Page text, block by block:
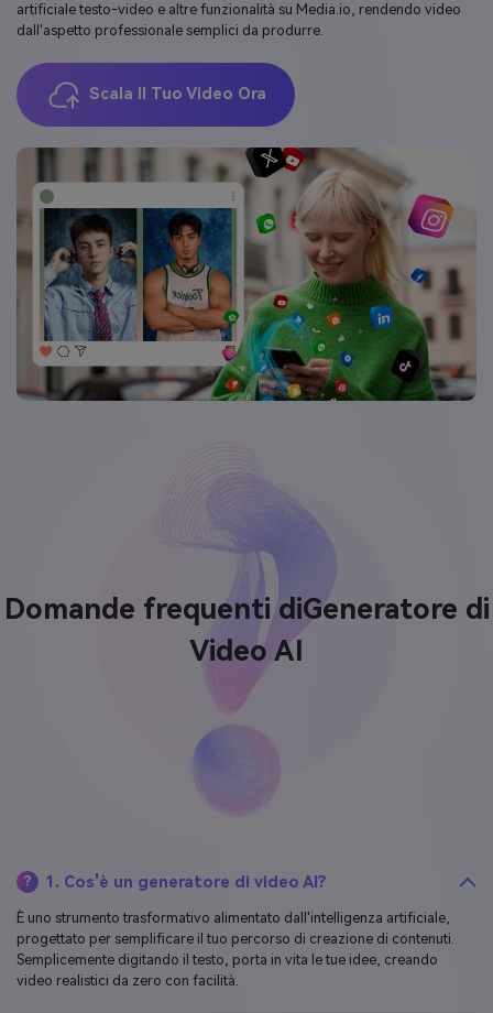
artificiale testo-video e altre funzionalità su Media.io, rendendo video
dall'aspetto professionale semplici da produrre.
Scala Il Tuo Video Ora
Domande frequenti diGeneratore di
Video AI
? 1. Cos'è un generatore di video AI?
È uno strumento trasformativo alimentato dall'intelligenza artificiale,
progettato per semplificare il tuo percorso di creazione di contenuti.
Semplicemente digitando il testo, porta in vita le tue idee, creando
video realistici da zero con facilità.